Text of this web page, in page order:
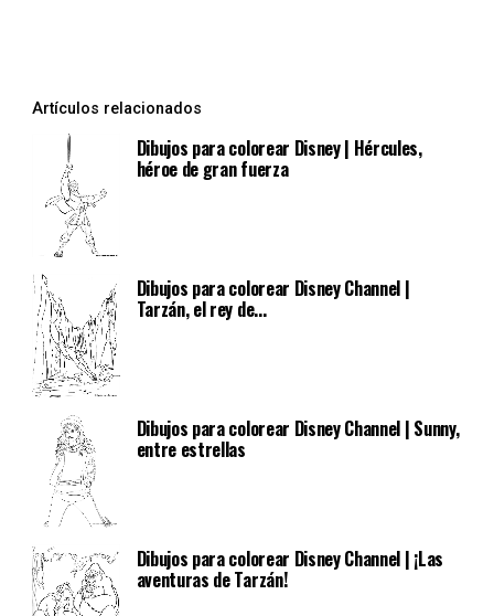
Artículos relacionados
Dibujos para colorear Disney | Hércules,
héroe de gran fuerza
Dibujos para colorear Disney Channel |
Tarzán, el rey de...
Dibujos para colorear Disney Channel | Sunny,
entre estrellas
Dibujos para colorear Disney Channel | ¡Las
aventuras de Tarzán!